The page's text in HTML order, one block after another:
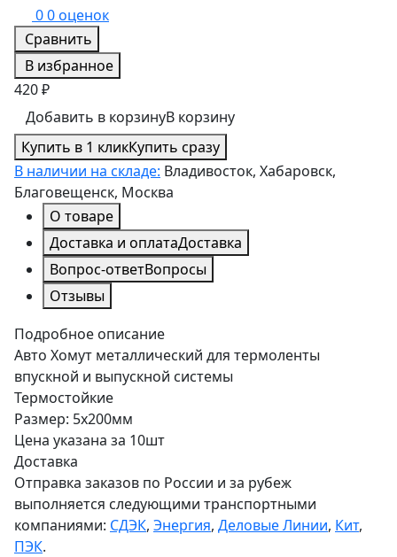
00 оценок
Сравнить
В избранное
420 ₽
Добавить в корзинуВ корзину
Купить в 1 кликКупить сразу
В наличии на складе: Владивосток, Хабаровск,
Благовещенск, Москва
О товаре
Доставка и оплатаДоставка
Вопрос-ответВопросы
Отзывы
Подробное описание
Авто Хомут металлический для термоленты
впускной и выпускной системы
Термостойкие
Размер: 5х200мм
Цена указана за 10шт
Доставка
Отправка заказов по России и за рубеж
выполняется следующими транспортными
компаниями: СДЭК, Энергия, Деловые Линии, Кит,
ПЭК.